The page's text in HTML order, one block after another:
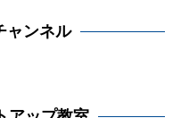
ャンネル